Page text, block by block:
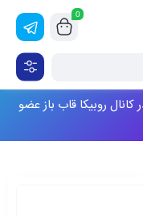
0
روبیکا قاب باز عضو